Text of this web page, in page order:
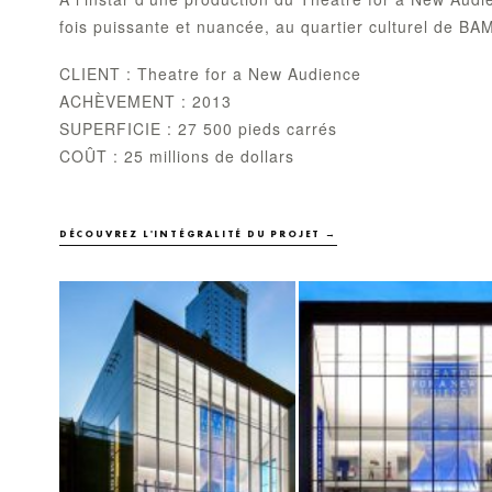
fois puissante et nuancée, au quartier culturel de
CLIENT : Theatre for a New Audience
ACHÈVEMENT : 2013
SUPERFICIE : 27 500 pieds carrés
COÛT : 25 millions de dollars
DÉCOUVREZ L'INTÉGRALITÉ DU PROJET →